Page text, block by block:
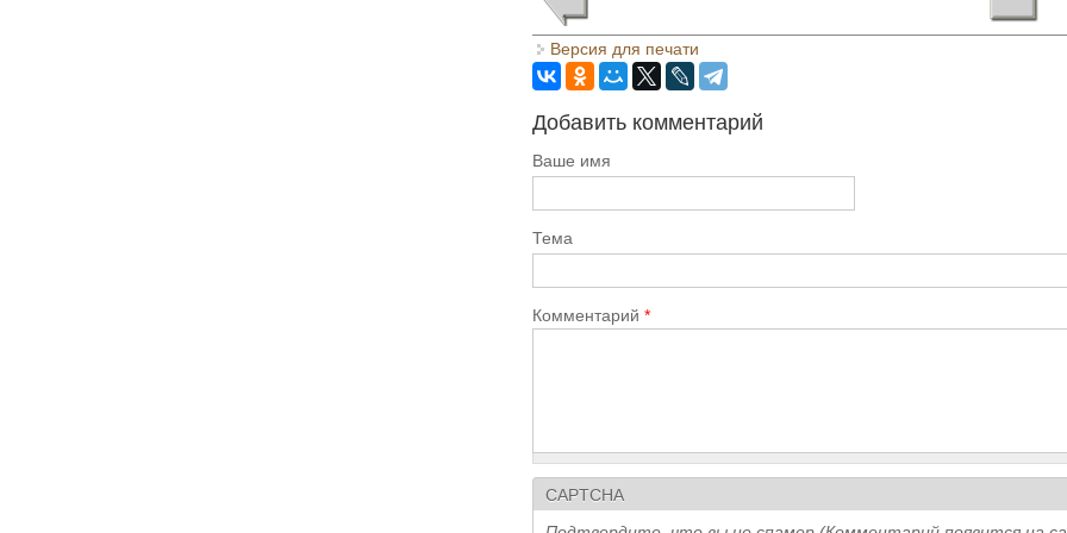
Версия для печати
Добавить комментарий
Ваше имя
Тема
Комментарий*
CAPTCHA